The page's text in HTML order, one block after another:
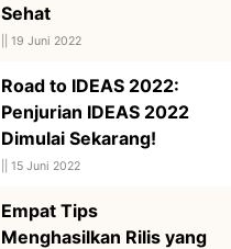
Sehat
19 Juni 2022
Road to IDEAS 2022:
Penjurian IDEAS 2022
Dimulai Sekarang!
15 Juni 2022
Empat Tips
Menghasilkan Rilis yang